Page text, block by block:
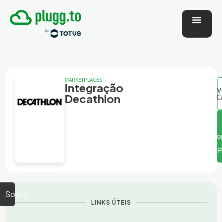
MARKETPLACES
Integração
Decathlon
LINKS ÚTEIS
Sobre